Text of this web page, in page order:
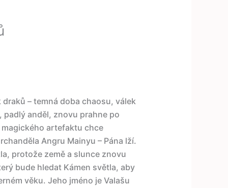
– temná doba chaosu, válek
anděl, znovu prahne po
artefaktu chce
Angru Mainyu – Pána lží.
protože země a slunce znovu
bude hledat Kámen světla, aby
věku. Jeho jméno je Valašu